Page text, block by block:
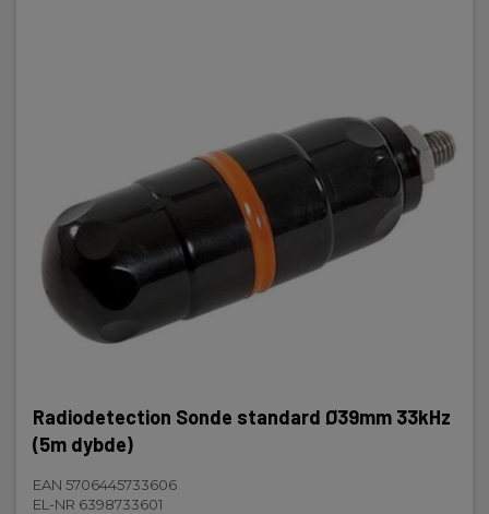
Radiodetection Sonde standard Ø39mm 33kHz
(5m dybde)
EAN 5706445733606
EL-NR 6398733601